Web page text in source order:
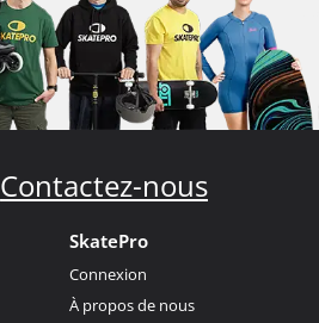
Contactez-nous
SkatePro
Connexion
À propos de nous